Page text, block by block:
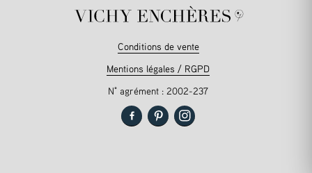
Conditions de vente
Mentions légales / RGPD
N° agrément : 2002-237